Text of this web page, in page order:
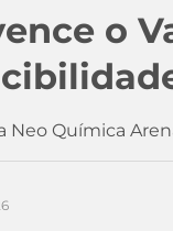
o
Neo Química